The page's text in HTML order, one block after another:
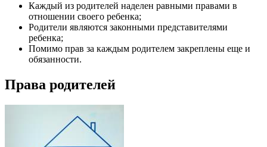
Каждый из родителей наделен равными правами в
отношении своего ребенка;
Родители являются законными представителями
ребенка;
Помимо прав за каждым родителем закреплены еще и
обязанности.
Права родителей